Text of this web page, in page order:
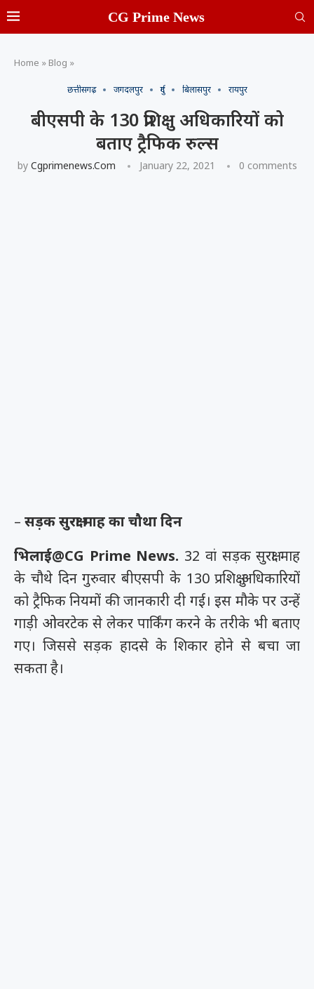
CG Prime News
Home » Blog »
छत्तीसगढ़ जगदलपुर दुर्ग बिलासपुर रायपुर
बीएसपी के 130 प्रशिक्षु अधिकारियों को
बताए ट्रैफिक रुल्स
by Cgprimenews.com January 22, 2021 0 comments
– सड़क सुरक्षा माह का चौथा दिन
भिलाई@CG Prime News. 32 वां सड़क सुरक्षा माह
के चौथे दिन गुरुवार बीएसपी के 130 प्रशिक्षु अधिकारियों
को ट्रैफिक नियमों की जानकारी दी गई। इस मौके पर उन्हें
गाड़ी ओवरटेक से लेकर पार्किंग करने के तरीके भी बताए
गए। जिससे सड़क हादसे के शिकार होने से बचा जा
सकता है।